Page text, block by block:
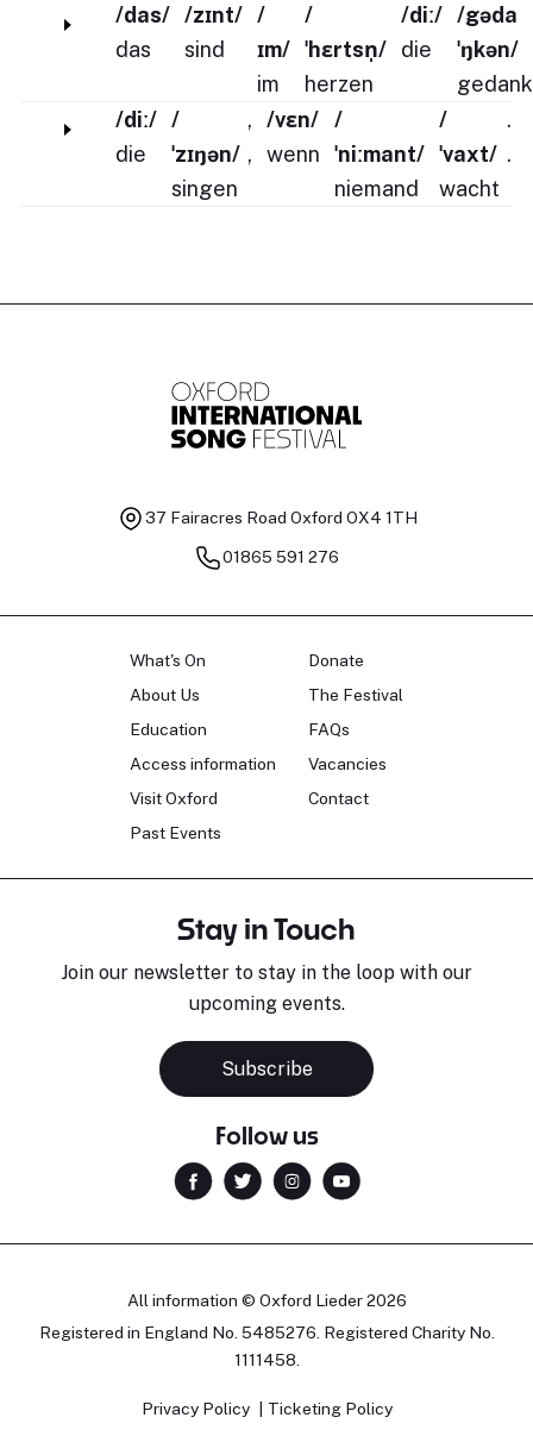
/das/
das
/zɪnt/
sind
/
ɪm/
im
/
ˈhɛrtsn̩/
herzen
/diː/
die
/gəda
ˈŋkən/
/diː/
die
/
ˈzɪŋən/
singen
,
,
/vɛn/
wenn
/
ˈniːmant/
niemand
/
ˈvaxt/
wacht
.
.
37 Fairacres Road Oxford OX4 1TH
01865 591 276
What's On
About Us
Education
Access information
Visit Oxford
Past Events
Donate
The Festival
FAQs
Vacancies
Contact
Stay in Touch
Join our newsletter to stay in the loop with our
upcoming events.
Subscribe
Follow us
All information © Oxford Lieder 2026
Registered in England No. 5485276. Registered Charity No.
1111458.
Privacy Policy Ticketing Policy